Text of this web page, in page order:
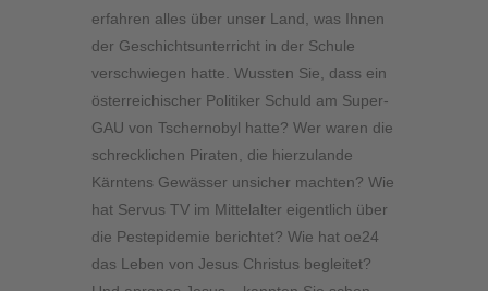
erfahren alles über unser Land, was Ihnen
der Geschichtsunterricht in der Schule
verschwiegen hatte. Wussten Sie, dass ein
österreichischer Politiker Schuld am Super-
GAU von Tschernobyl hatte? Wer waren die
schrecklichen Piraten, die hierzulande
Kärntens Gewässer unsicher machten? Wie
hat Servus TV im Mittelalter eigentlich über
die Pestepidemie berichtet? Wie hat oe24
das Leben von Jesus Christus begleitet?